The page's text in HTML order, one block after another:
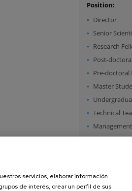
Position:
Director
Senior
Research
Post-
Pre-doctoral
Master
Technical
Guest
servicios, elaborar información
de interés, crear un perfil de sus